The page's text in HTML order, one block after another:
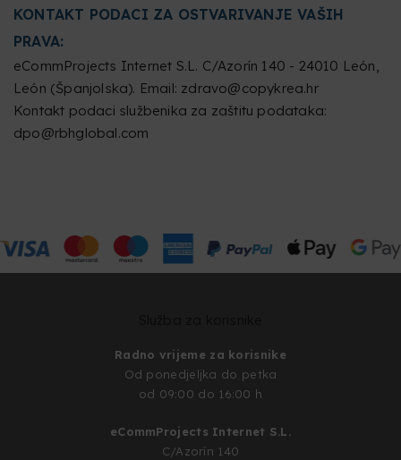
KONTAKT PODACI ZA OSTVARIVANJE VAŠIH
PRAVA:
eCommProjects Internet S.L. C/Azorín 140 - 24010 León,
León (Španjolska). Email: zdravo@copykrea.hr
Kontakt podaci službenika za zaštitu podataka:
dpo@rbhglobal.com
Radno vrijeme za korisnike
Od ponedjeljka do petka
od 09:00 do 16:00 h
eCommProjects Internet S.L.
C/Azorín 140